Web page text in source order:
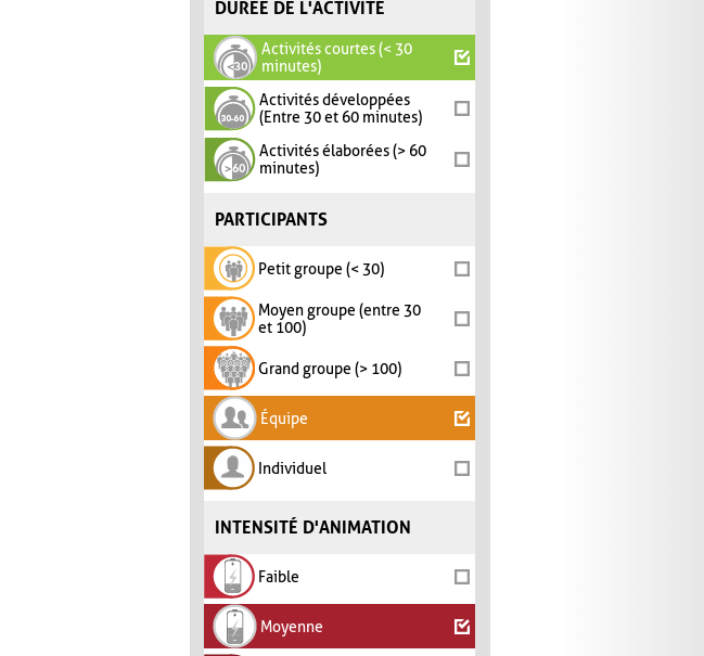
DURÉE DE L'ACTIVITÉ
Activités courtes (< 30
minutes)
Activités développées
(Entre 30 et 60 minutes)
Activités élaborées (> 60
minutes)
PARTICIPANTS
Petit groupe (< 30)
Moyen groupe (entre 30
et 100)
Grand groupe (> 100)
Équipe
Individuel
INTENSITÉ D'ANIMATION
Faible
Moyenne